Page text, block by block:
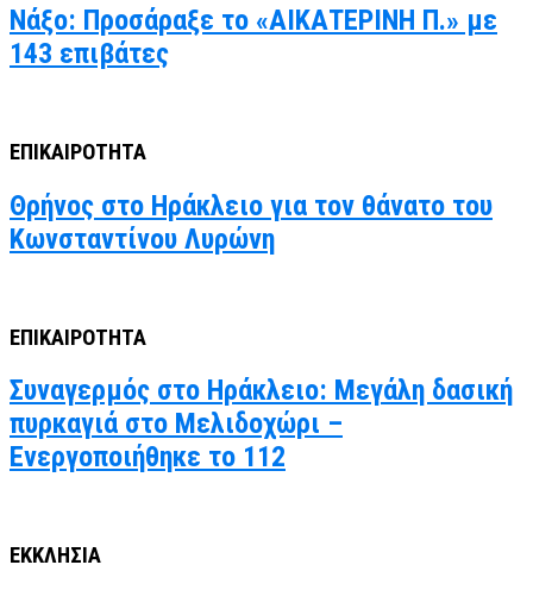
Νάξο: Προσάραξε το «ΑΙΚΑΤΕΡΙΝΗ Π.» με
143 επιβάτες
ΕΠΙΚΑΙΡΟΤΗΤΑ
Θρήνος στο Ηράκλειο για τον θάνατο του
Κωνσταντίνου Λυρώνη
ΕΠΙΚΑΙΡΟΤΗΤΑ
Συναγερμός στο Ηράκλειο: Μεγάλη δασική
πυρκαγιά στο Μελιδοχώρι –
Ενεργοποιήθηκε το 112
ΕΚΚΛΗΣΙΑ